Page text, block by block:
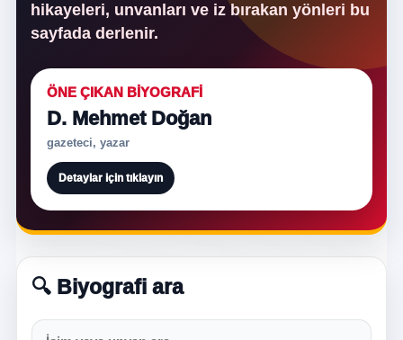
hikayeleri, unvanları ve iz bırakan yönleri bu
sayfada derlenir.
ÖNE ÇIKAN BIYOGRAFI
D. Mehmet Doğan
gazeteci, yazar
Detaylar için tıklayın
🔍 Biyografi ara